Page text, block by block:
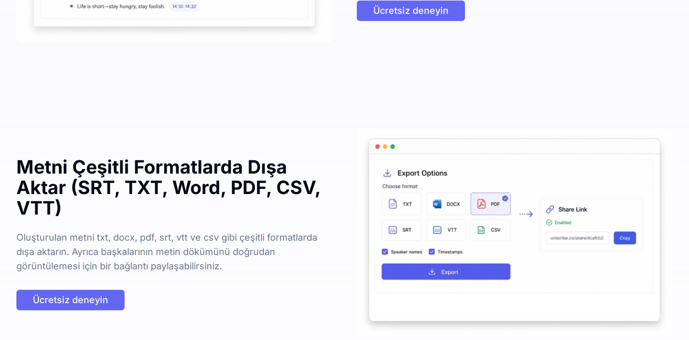
Ücretsiz deneyin
Metni Çeşitli Formatlarda Dışa
Aktar (SRT, TXT, Word, PDF, CSV,
VTT)
Oluşturulan metni txt, docx, pdf, srt, vtt ve csv gibi çeşitli formatlarda
dışa aktarın. Ayrıca başkalarının metin dökümünü doğrudan
görüntülemesi için bir bağlantı paylaşabilirsiniz.
Ücretsiz deneyin